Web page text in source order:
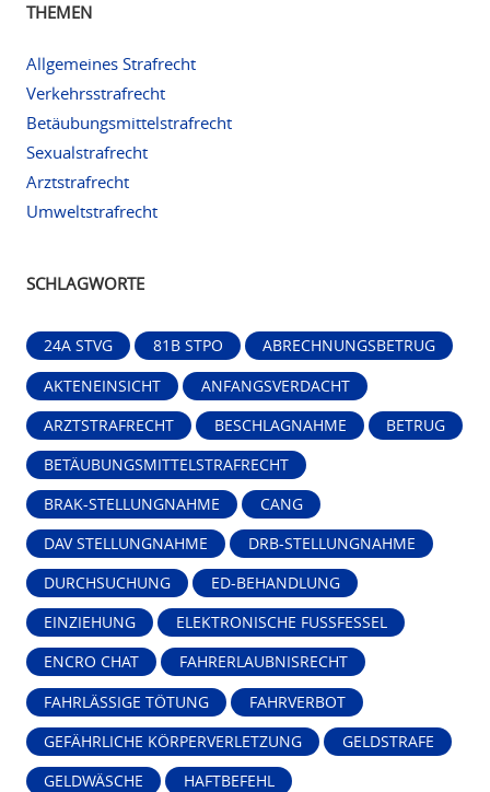
THEMEN
Allgemeines Strafrecht
Verkehrsstrafrecht
Betäubungsmittelstrafrecht
Sexualstrafrecht
Arztstrafrecht
Umweltstrafrecht
SCHLAGWORTE
24A STVG 81B STPO ABRECHNUNGSBETRUG
AKTENEINSICHT ANFANGSVERDACHT
ARZTSTRAFRECHT BESCHLAGNAHME BETRUG
BETÄUBUNGSMITTELSTRAFRECHT
BRAK-STELLUNGNAHME CANG
DAV STELLUNGNAHME DRB-STELLUNGNAHME
DURCHSUCHUNG ED-BEHANDLUNG
EINZIEHUNG ELEKTRONISCHE FUSSFESSEL
ENCRO CHAT FAHRERLAUBNISRECHT
FAHRLÄSSIGE TÖTUNG FAHRVERBOT
GEFÄHRLICHE KÖRPERVERLETZUNG GELDSTRAFE
GELDWÄSCHE HAFTBEFEHL